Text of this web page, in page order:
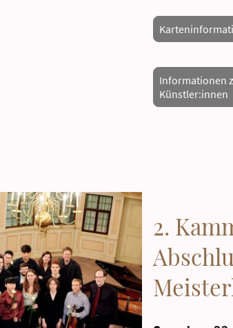
Informationen
Künstler:innen
2.